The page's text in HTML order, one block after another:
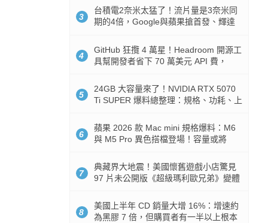
3
台積電2奈米太猛了！流片量是3奈米同
期的4倍，Google與蘋果搶首發、輝達
4
GitHub 狂攬 4 萬星！Headroom 開源工
具幫開發者省下 70 萬美元 API 費，
5
24GB 大容量來了！NVIDIA RTX 5070
Ti SUPER 爆料總整理：規格、功耗、上
6
蘋果 2026 款 Mac mini 規格爆料：M6
與 M5 Pro 異色搭檔登場！容量或將
7
典藏界大地震！美國懷舊遊戲小店驚見
97 片未公開版《超級瑪利歐兄弟》變體
8
美國上半年 CD 銷量大增 16%：增速約
為黑膠 7 倍，但購買者有一半以上根本